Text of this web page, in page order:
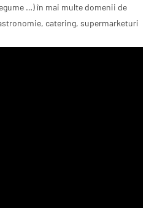
…) în mai multe domenii de
catering, supermarketuri